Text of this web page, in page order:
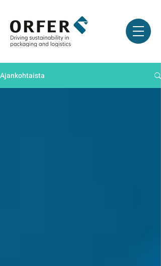
Ajankohtaista